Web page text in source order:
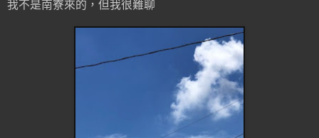
我不是南寮來的，但我很難聊